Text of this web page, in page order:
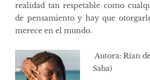
realidad tan respetable como
de pensamiento y hay que
merece en el mundo.
Autora: Rían
Saba)